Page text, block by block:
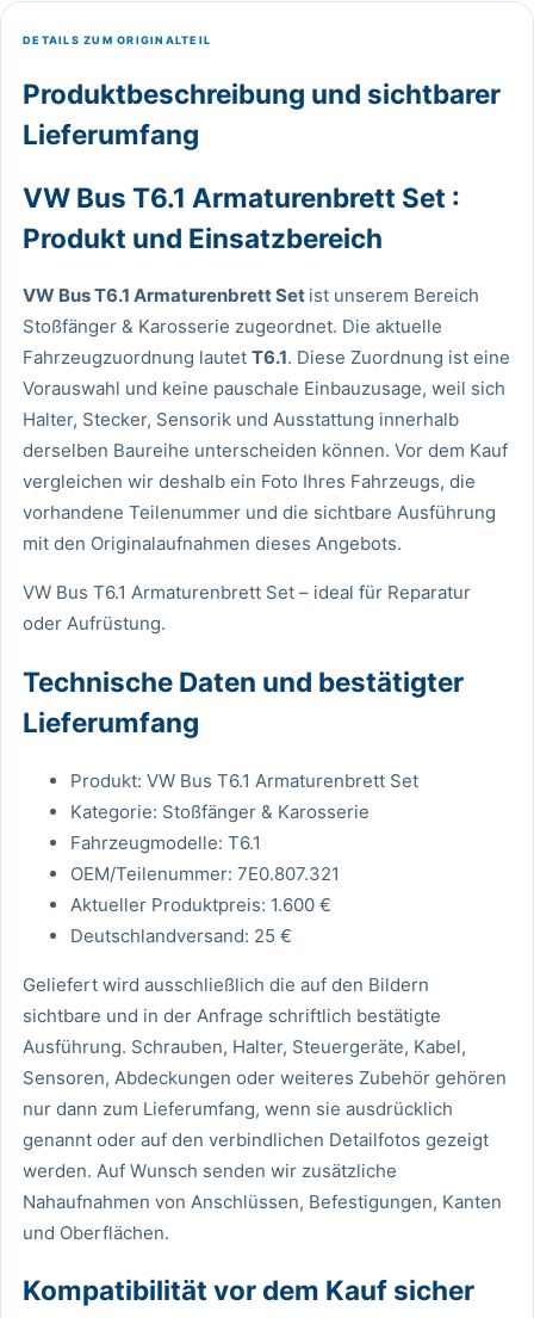
DETAILS ZUM ORIGINALTEIL
Produktbeschreibung und sichtbarer
Lieferumfang
VW Bus T6.1 Armaturenbrett Set :
Produkt und Einsatzbereich
VW Bus T6.1 Armaturenbrett Set ist unserem Bereich
Stoßfänger & Karosserie zugeordnet. Die aktuelle
Fahrzeugzuordnung lautet T6.1. Diese Zuordnung ist eine
Vorauswahl und keine pauschale Einbauzusage, weil sich
Halter, Stecker, Sensorik und Ausstattung innerhalb
derselben Baureihe unterscheiden können. Vor dem Kauf
vergleichen wir deshalb ein Foto Ihres Fahrzeugs, die
vorhandene Teilenummer und die sichtbare Ausführung
mit den Originalaufnahmen dieses Angebots.
VW Bus T6.1 Armaturenbrett Set – ideal für Reparatur
oder Aufrüstung.
Technische Daten und bestätigter
Lieferumfang
Produkt: VW Bus T6.1 Armaturenbrett Set
Kategorie: Stoßfänger & Karosserie
Fahrzeugmodelle: T6.1
OEM/Teilenummer: 7E0.807.321
Aktueller Produktpreis: 1.600 €
Deutschlandversand: 25 €
Geliefert wird ausschließlich die auf den Bildern
sichtbare und in der Anfrage schriftlich bestätigte
Ausführung. Schrauben, Halter, Steuergeräte, Kabel,
Sensoren, Abdeckungen oder weiteres Zubehör gehören
nur dann zum Lieferumfang, wenn sie ausdrücklich
genannt oder auf den verbindlichen Detailfotos gezeigt
werden. Auf Wunsch senden wir zusätzliche
Nahaufnahmen von Anschlüssen, Befestigungen, Kanten
und Oberflächen.
Kompatibilität vor dem Kauf sicher